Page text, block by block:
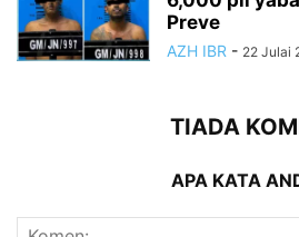
Preve
AZH IBR - 22 Julai
TIADA
APA KATA